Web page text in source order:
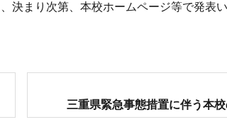
決まり次第、本校ホームページ等で発表い
三重県緊急事態措置に伴う本